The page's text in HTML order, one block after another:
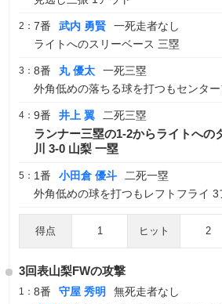
2： 7番 武内 勇賢
一死走者なし
ライトへのスリーベース 三塁
3： 8番 丸 優太
一死三塁
外角低めの落ちる球を打つもセンタ
4： 9番 井上 翼 二死三塁
ランナー三塁の1-2からライトへの
川 3-0 山梨 一塁
5： 1番 小田倉 優斗
二死一塁
外角低めの球を打つもレフトフライ 3
得点 1 ヒット 2
3回表山梨FWの攻撃
1： 8番 守屋 秀明
無死走者なし